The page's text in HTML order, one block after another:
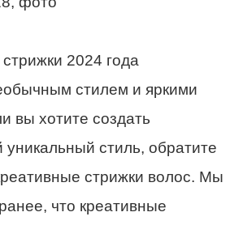
2024 года
стилем и яркими
вы хотите создать
стиль, обратите
стрижки волос. Мы
что креативные